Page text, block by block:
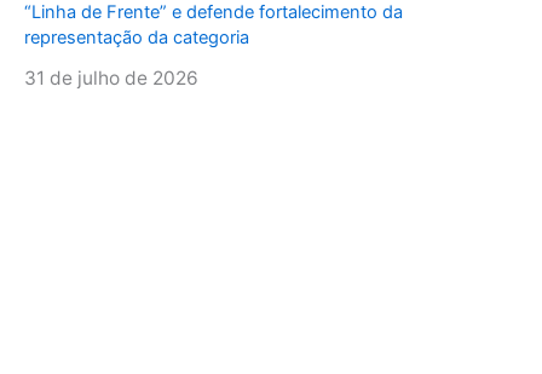
“Linha de Frente” e defende fortalecimento da
representação da categoria
31 de julho de 2026